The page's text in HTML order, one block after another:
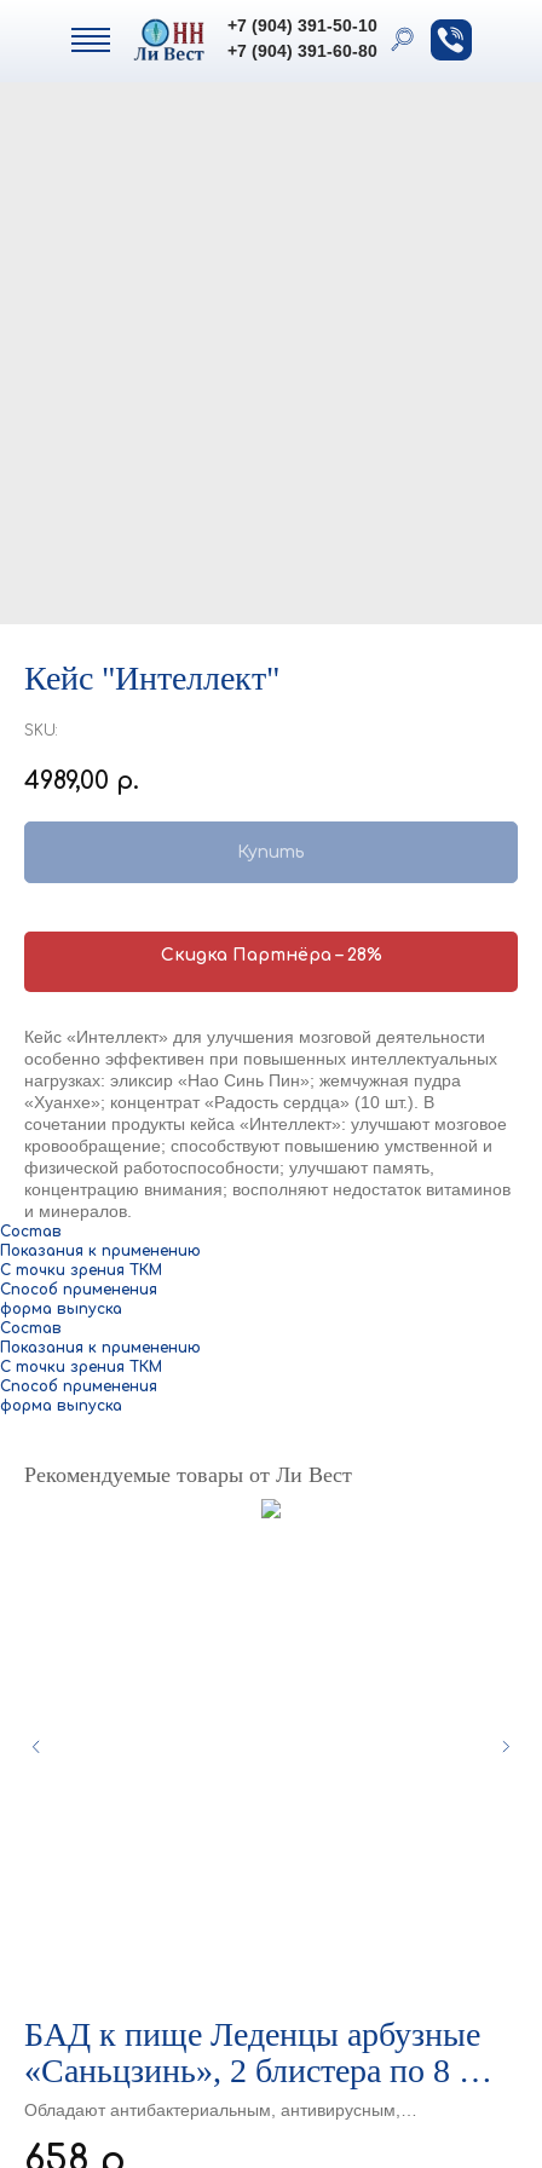
+7 (904) 391-60-80
+7 (904) 391-50-10
+7 (904) 391-60-80
+7 (904) 391-50-10
Кейс "Интеллект"
SKU:
4989,00 р.
Купить
Скидка Партнёра – 28%
Кейс «Интеллект» для улучшения мозговой деятельности
особенно эффективен при повышенных интеллектуальных
нагрузках: эликсир «Нао Синь Пин»; жемчужная пудра
«Хуанхе»; концентрат «Радость сердца» (10 шт.). В
сочетании продукты кейса «Интеллект»: улучшают мозговое
кровообращение; способствуют повышению умственной и
физической работоспособности; улучшают память,
концентрацию внимания; восполняют недостаток витаминов
и минералов.
Состав
Показания к применению
С точки зрения ТКМ
Способ применения
форма выпуска
Состав
Показания к применению
С точки зрения ТКМ
Способ применения
форма выпуска
Рекомендуемые товары от Ли Вест
БАД к пище Леденцы арбузные
«Саньцзинь», 2 блистера по 8 шт.
(28,8 г)
Обладают антибактериальным, антивирусным,
Используются при воспалительных заболеваниях верхних